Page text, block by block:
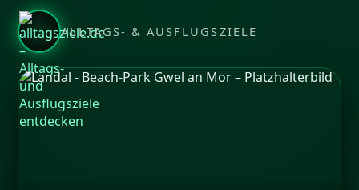
ALLTAGS- & AUSFLUGSZIELE